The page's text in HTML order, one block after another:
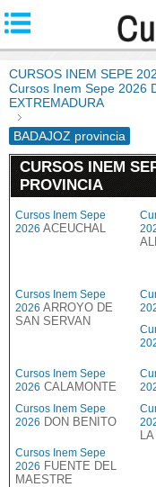
CURSOS INEM SEPE
Cursos Inem Sepe 2026
EXTREMADURA
BADAJOZ provincia
CURSOS INEM
PROVINCIA
Cursos Inem Sepe
2026 ACEUCHAL
Cursos Inem Sepe
2026 ARROYO DE
SAN SERVAN
Cursos Inem Sepe
2026 CALAMONTE
Cursos Inem Sepe
2026 DON BENITO
Cursos Inem Sepe
2026 FUENTE DEL
MAESTRE